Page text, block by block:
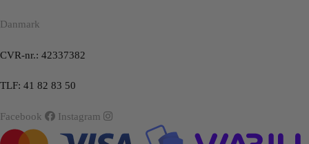
Danmark
CVR-nr.: 42337382
TLF: 41 82 83 50
Facebook Instagram